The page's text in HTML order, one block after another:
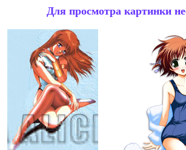
Для просмотра картинки